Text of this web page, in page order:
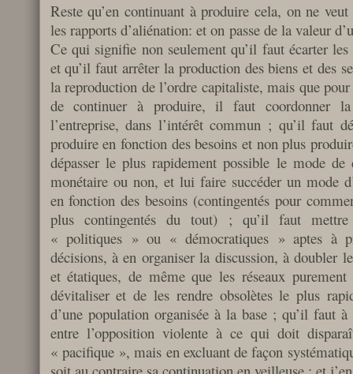
Reste qu’en continuant à produire cela, on ne
les rapports d’aliénation: et on passe de la valeur
Ce qui signifie non seulement qu’il faut écarter les
et qu’il faut arrêter la production des biens et des
la reproduction de l’ordre capitaliste, mais que
de continuer à produire, il faut coordonner
l’entreprise, dans l’intérêt commun ; qu’il faut
produire en fonction des besoins et non plus
dépasser le plus rapidement possible le mode de
monétaire ou non, et lui faire succéder un mode
en fonction des besoins (contingentés pour
plus contingentés du tout) ; qu’il faut
« politiques » ou « démocratiques » aptes à
décisions, à en organiser la discussion, à doubler
et étatiques, de même que les réseaux
dévitaliser et de les rendre obsolètes le plus
d’une population organisée à la base ; qu’il faut
entre l’opposition violente à ce qui doit
« pacifique », mais en excluant de façon